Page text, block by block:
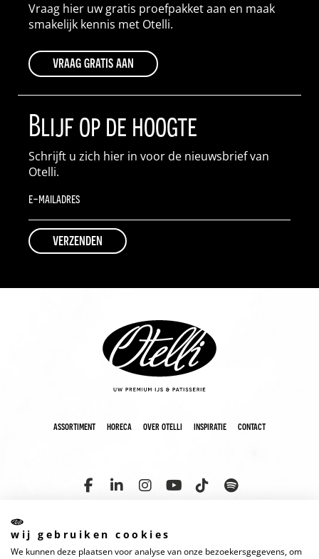
Vraag hier uw gratis proefpakket aan en maak
smakelijk kennis met Otelli.
vraag gratis aan
Blijf op de hoogte
Schrijft u zich hier in voor de nieuwsbrief van
Otelli.
assortiment horeca over otelli inspiratie contact
wij gebruiken cookies
We kunnen deze plaatsen voor analyse van onze bezoekersgegevens, om